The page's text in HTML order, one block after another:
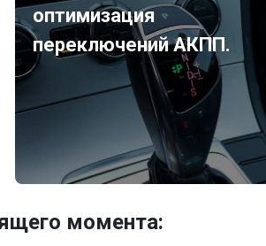
оптимизация
переключений АКПП.
момента: